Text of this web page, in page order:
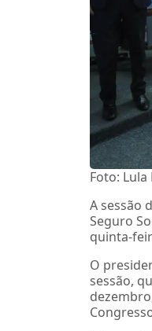
Foto:
A sessão
Seguro
quinta-
O
sessão,